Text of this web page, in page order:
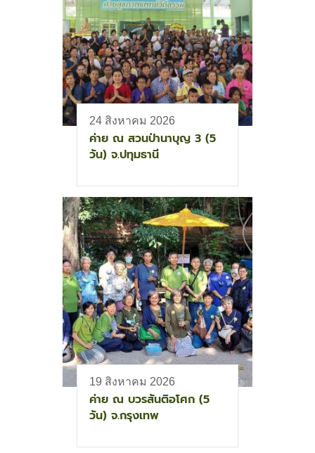
24 สิงหาคม 2026
ค่าย ณ สวนป่านาบุญ 3 (5
วัน) จ.ปทุมธานี
19 สิงหาคม 2026
ค่าย ณ บวรสันติอโศก (5
วัน) จ.กรุงเทพ